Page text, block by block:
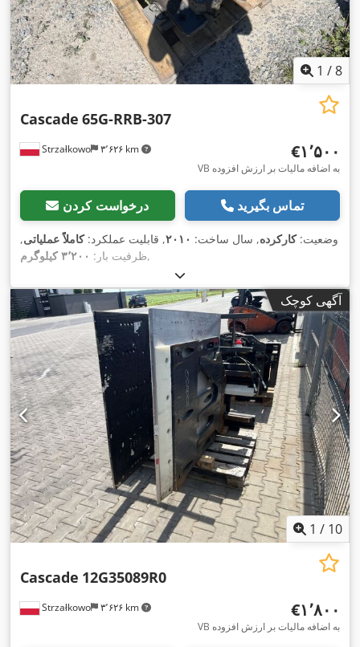
1 /8
Strzałkowo ۳٬۶۲۶ km
Cascade 65G-RRB-307
‎€۱٬۵۰۰
VB به اضافه مالیات بر ارزش افزوده
درخواست کردن تماس بگیرید
وضعیت:کارکرده, سال ساخت: ۲۰۱۰, قابلیت عملکرد:کاملاً عملیاتی,
ظرفیت بار: ۳٬۲۰۰ کیلوگرم ,
آگهی کوچک
1 / 10
Strzałkowo ۳٬۶۲۶ km
Cascade 12G35089R0
‎€۱٬۸۰۰
VB به اضافه مالیات بر ارزش افزوده